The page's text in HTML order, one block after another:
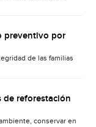
preventivo por
de las familias
de reforestación
conservar en